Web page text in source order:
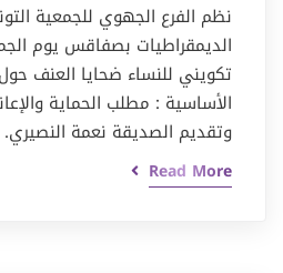
نظم الفرع الجهوي للجمعية
تكويني للنساء ضحايا العنف حول
الأساسية : مطلب الحماية
وتقديم الصديقة نعمة النصيري.
Read More